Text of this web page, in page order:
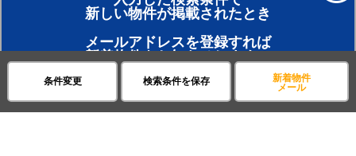
条件変更 検索条件を保存
新着物件
メール
新着メールの送信先を選択してください
プライバシーポリシーに
同意してメールで受け取る